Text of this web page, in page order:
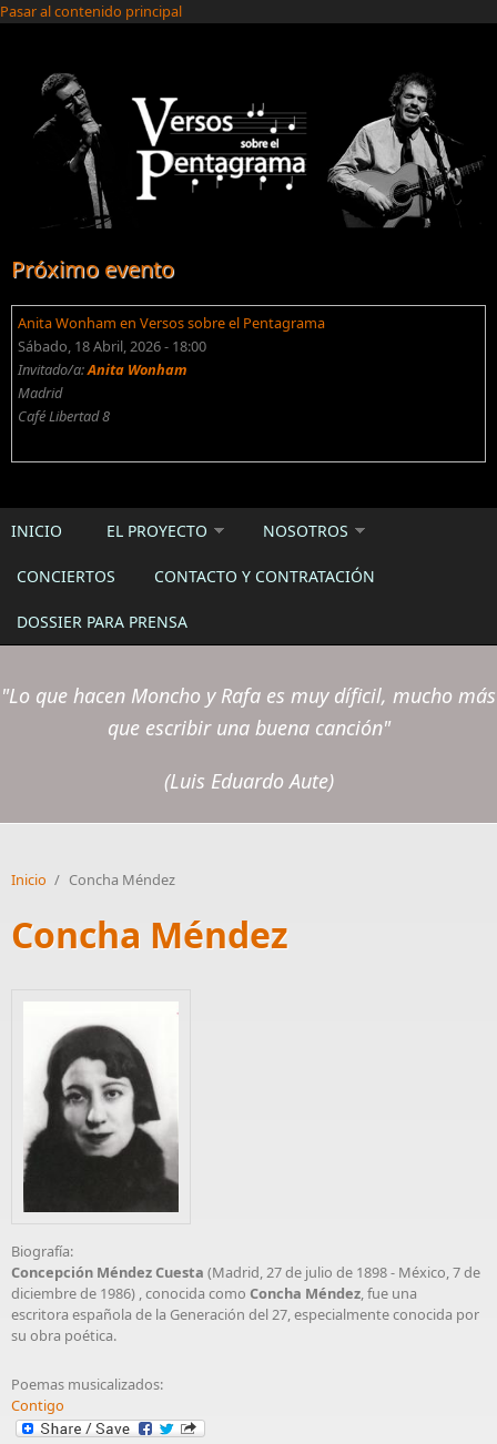
Pasar al contenido principal
Próximo evento
Anita Wonham en Versos sobre el Pentagrama
Sábado, 18 Abril, 2026 - 18:00
Invitado/a:Anita Wonham
Madrid
Café Libertad 8
INICIO EL PROYECTO NOSOTROS
CONCIERTOS CONTACTO Y CONTRATACIÓN
DOSSIER PARA PRENSA
"Lo que hacen Moncho y Rafa es muy díficil, mucho más
que escribir una buena canción"
(Luis Eduardo Aute)
Inicio / Concha Méndez
Concha Méndez
Biografía:
Concepción Méndez Cuesta (Madrid, 27 de julio de 1898 - México, 7 de
diciembre de 1986) , conocida como Concha Méndez, fue una
escritora española de la Generación del 27, especialmente conocida por
su obra poética.
Poemas musicalizados:
Contigo